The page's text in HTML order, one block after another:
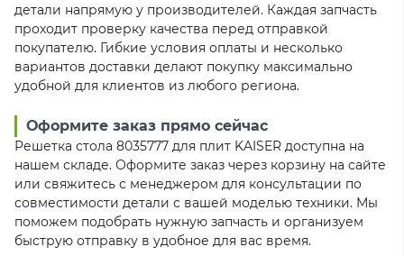
детали напрямую у производителей. Каждая запчасть
проходит проверку качества перед отправкой
покупателю. Гибкие условия оплаты и несколько
вариантов доставки делают покупку максимально
удобной для клиентов из любого региона.
Оформите заказ прямо сейчас
Решетка стола 8035777 для плит KAISER доступна на
нашем складе. Оформите заказ через корзину на сайте
или свяжитесь с менеджером для консультации по
совместимости детали с вашей моделью техники. Мы
поможем подобрать нужную запчасть и организуем
быструю отправку в удобное для вас время.